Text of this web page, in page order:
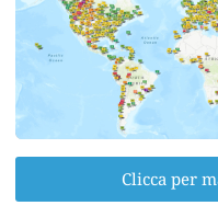
Clicca per